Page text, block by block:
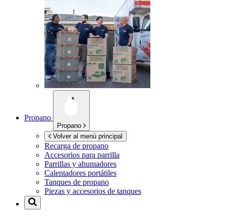
Propano
Propano
Volver al menú principal
Recarga de propano
Accesorios para parrilla
Parrillas y ahumadores
Calentadores portátiles
Tanques de propano
Piezas y accesorios de tanques